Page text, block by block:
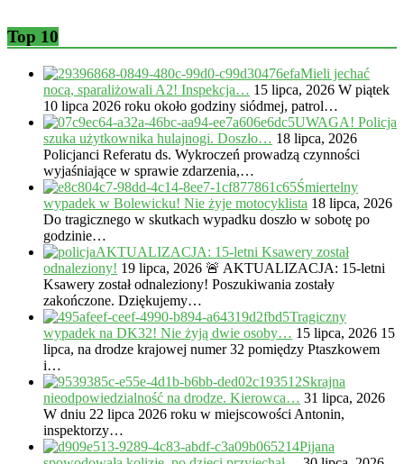
Top 10
Mieli jechać
nocą, sparaliżowali A2! Inspekcja… 15 lipca, 2026 W piątek
10 lipca 2026 roku około godziny siódmej, patrol…
UWAGA! Policja
szuka użytkownika hulajnogi. Doszło… 18 lipca, 2026
Policjanci Referatu ds. Wykroczeń prowadzą czynności
wyjaśniające w sprawie zdarzenia,…
Śmiertelny
wypadek w Bolewicku! Nie żyje motocyklista 18 lipca, 2026
Do tragicznego w skutkach wypadku doszło w sobotę po
godzinie…
AKTUALIZACJA: 15-letni Ksawery został
odnaleziony! 19 lipca, 2026 🚨 AKTUALIZACJA: 15-letni
Ksawery został odnaleziony! Poszukiwania zostały
zakończone. Dziękujemy…
Tragiczny
wypadek na DK32! Nie żyją dwie osoby… 15 lipca, 2026 15
lipca, na drodze krajowej numer 32 pomiędzy Ptaszkowem
i…
Skrajna
nieodpowiedzialność na drodze. Kierowca… 31 lipca, 2026
W dniu 22 lipca 2026 roku w miejscowości Antonin,
inspektorzy…
Pijana